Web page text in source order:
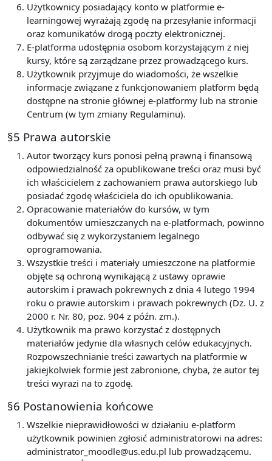
Użytkownicy posiadający konto w platformie e-
learningowej wyrażają zgodę na przesyłanie informacji
oraz komunikatów drogą poczty elektronicznej.
E-platforma udostępnia osobom korzystającym z niej
kursy, które są zarządzane przez prowadzącego kurs.
Użytkownik przyjmuje do wiadomości, że wszelkie
informacje związane z funkcjonowaniem platform będą
dostępne na stronie głównej e-platformy lub na stronie
Centrum (w tym zmiany Regulaminu).
§5 Prawa autorskie
Autor tworzący kurs ponosi pełną prawną i finansową
odpowiedzialność za opublikowane treści oraz musi być
ich właścicielem z zachowaniem prawa autorskiego lub
posiadać zgodę właściciela do ich opublikowania.
Opracowanie materiałów do kursów, w tym
dokumentów umieszczanych na e-platformach, powinno
odbywać się z wykorzystaniem legalnego
oprogramowania.
Wszystkie treści i materiały umieszczone na platformie
objęte są ochroną wynikającą z ustawy oprawie
autorskim i prawach pokrewnych z dnia 4 lutego 1994
roku o prawie autorskim i prawach pokrewnych (Dz. U. z
2000 r. Nr. 80, poz. 904 z późn. zm.).
Użytkownik ma prawo korzystać z dostępnych
materiałów jedynie dla własnych celów edukacyjnych.
Rozpowszechnianie treści zawartych na platformie w
jakiejkolwiek formie jest zabronione, chyba, że autor tej
treści wyrazi na to zgodę.
§6 Postanowienia końcowe
Wszelkie nieprawidłowości w działaniu e-platform
użytkownik powinien zgłosić administratorowi na adres:
administrator_moodle@us.edu.pl lub prowadzącemu.